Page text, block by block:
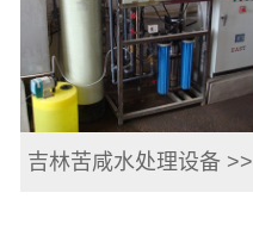
吉林苦咸水处理设备 >>